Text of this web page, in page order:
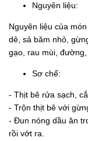
Nguyên liệu:
Nguyên liệu của
dê, sả băm nhỏ,
gạo, rau mùi,
Sơ chế:
- Thịt bê rửa sạch,
- Trộn thịt bê với
- Đun nóng dầu ăn
rồi vớt ra.